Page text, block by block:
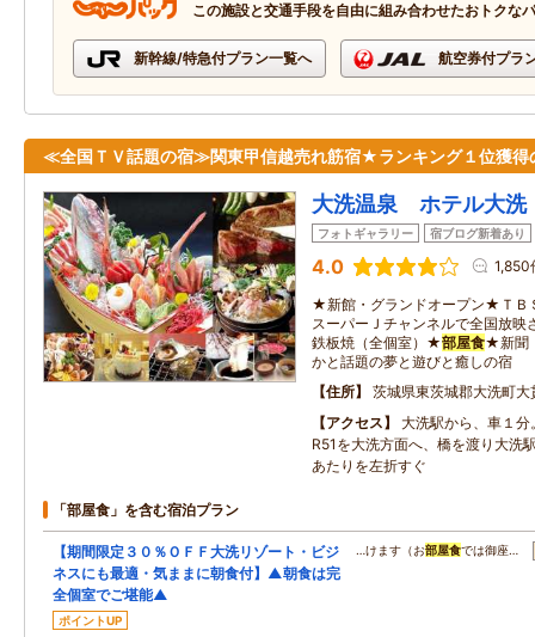
この施設と交通手段を自由に組み合わせたおトクな
新幹線/特急付プラン一覧へ 航空券付プラ
≪全国ＴＶ話題の宿≫関東甲信越売れ筋宿★ランキング１位獲得
大洗温泉 ホテル大
フォトギャラリー 宿ブログ新着あり
4.0 1,850
★新館・グランドオープン★ＴＢ
スーパーＪチャンネルで全国放映
鉄板焼（全個室）★部屋食★新聞
かと話題の夢と遊びと癒しの宿
住所
茨城県東茨城郡大洗町大
アクセス
大洗駅から、車１
R51を大洗方面へ、橋を渡り大洗
あたりを左折すぐ
「部屋食」を含む宿泊プラン
【期間限定３０％ＯＦＦ大洗リゾート・ビジ
ネスにも最適・気ままに朝食付】▲朝食は完
全個室でご堪能▲
ポイントUP
…けます（お部屋食では御座…